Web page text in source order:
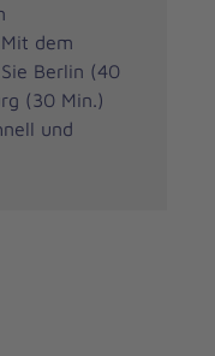
dem
Berlin (40
(30 Min.)
und